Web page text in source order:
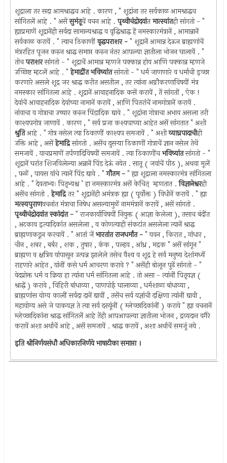
शूद्राला तर सदा आमश्राद्धच आहे . कारण , " शूद्रांना तर सर्वकाळ आमश्राद्धच
सांगितलें आहे . " असेंसुमंतूचें वचन आहे .पृथ्वीचंद्रोदयांतमात्स्यांतही सांगतो - "
ह्याप्रमाणें शूद्रानेंही सर्वदा सामान्यश्राद्ध व वृद्धिश्राद्ध हें नमस्कारमंत्रानें , आमान्नानें
सर्वकाळ करावें . " त्याच ठिकाणींवृद्धपराशर -" शूद्रानें आमान्न देऊन ब्राह्मणांचें
मंत्ररहित पूजन करुन श्राद्ध समाप्त करुन नंतर आपल्या ज्ञातीला भोजन घालावें . "
तोचपराशरसांगतो - " शूद्राचें आमान्न म्हणजे पक्कान्न होय आणि पक्कान्न म्हणजे
उच्छिष्ट म्हटलें आहे . "हेमाद्रींत भविष्यांतसांगतो - " धर्म जाणणारे व धर्माची इच्छा
करणारे असले शूद्र जर श्राद्ध करीत असतील , तर त्यांना अग्नौकरणाविषयीं मंत्र
नमस्कार सांगितला आहे . शूद्रानें आवाहनादिक कसें करावें , तें सांगतों , ऐक !
देवांचें आवाहनादिक देवांच्या नामानें करावें , आणि पितरांचें नामगोत्रानें करावें .
नांवाचा व गोत्राचा उच्चार करुन पिंडादिक द्यावे . " शूद्रांना गोत्राचा अभाव असला तरी
काश्यपगोत्र जाणावें . कारण , " सर्व प्रजा कश्यपाच्या आहेत असें सांगतात " अशी
श्रुतिआहे . " गोत्र नसेल त्या ठिकाणीं काश्यप समजावें . " अशीव्याघ्रपादाचीही
उक्ति आहे , असेंहेमाद्रिसांगतो . असेंच दुसर्‍या ठिकाणीं गोत्राचें ज्ञान नसेल तेथें
समजावें . याचप्रमाणें तर्पणादिविषयीं समजावें . त्या ठिकाणींचभविष्यांतसांगतो - "
शूद्रानें घरांत शिजविलेल्या अन्नानें पिंड देऊं नयेत . सातू ( जवांचें पीठ ), अथवा मूलें
, फळें , पायस यांचे त्यानें पिंड द्यावे . "गौतम -" ह्या शूद्राला नमस्कारमंत्र सांगितला
आहे . " देवताभ्यः पितृभ्यश्च ’ हा नमस्कारमंत्र असें केचित् ‍ म्हणतात .विज्ञानेश्वरही
असेंच सांगतो .हेमाद्रितर " शूद्रानेंही अमंत्रक ह्या ( पूर्वोक्त ) विधीनें करावें . " ह्या
मत्स्यपुराणवचनांत मंत्राचा निषेध असल्यामुळें नाममंत्रानें करावें , असें सांगतो .
पृथ्वीचंद्रोदयांत स्कांदांत -" राजकार्याविषयीं नियुक्त ( आज्ञा केलेला ), तसाच बंदींत
, अटकाव इत्यादिकांत असलेला , व कोणत्याही संकटांत असलेला त्यानें श्राद्ध
ब्राह्मणाकडून करवावें . " आतां जेंभारतांत राजधर्मांत -" यवन , किरात , गांधार ,
चीन , शबर , बर्बर , शक , तुषार , कंक , पल्हव , आंध्र , मद्रक " असें सांगून "
ब्राह्मण व क्षत्रिय यांपासून उत्पन्न झालेले तसेच वैश्य व शूद्र हे सर्व मनुष्य देशांमध्यें
राहणारे आहेत , यांनीं कसे धर्म आचरण करावे ? " असेंही बोलून पुढें सांगतो - "
वेदप्रोक्त धर्म व क्रिया हा त्यांना धर्म सांगितला आहे . तो असा - त्यांनीं पितृयज्ञ (
श्राद्धें ) करावे , विहिरी बांधाव्या , पाणपोई घालाव्या , धर्मशाळा बांधाव्या ,
ब्राह्मणांस योग्य कालीं सर्वदा दानें द्यावीं , तसेंच सर्व यज्ञांची दक्षिणा त्यांनीं द्यावी ,
महायोग्य असे जे पाकयज्ञ ते त्या सर्व दस्यूंनीं ( म्लेच्छादिकांनीं ) करावे " ह्या वचनानें
म्लेच्छादिकांना श्राद्ध सांगितलें आहे तेंही आपआपल्या ज्ञातीला भोजन , द्रव्यदान वगैरे
करावें अशा अर्थाचें आहे , असें समजावें . श्राद्ध करावें , अशा अर्थाचें समजूं नये .
इति श्रीनिर्णयसंधौ अधिकारनिर्णये भाषाटीका समाप्ता ।